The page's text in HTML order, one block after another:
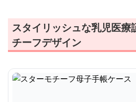
スタイリッシュな乳児医療
チーフデザイン